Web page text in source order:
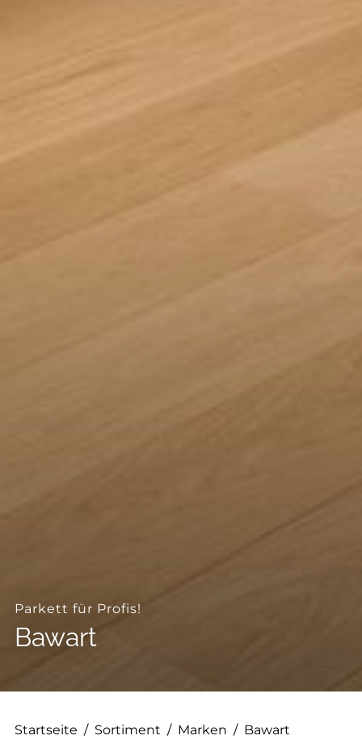
--
--
Parkett für Profis!
Bawart
Startseite / Sortiment / Marken / Bawart